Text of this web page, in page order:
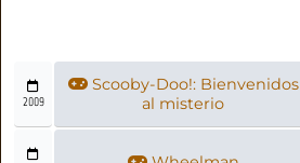
2009
Scooby-Doo!: Bienvenidos
al misterio